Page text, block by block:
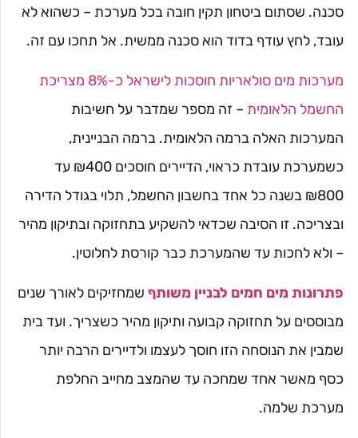
סכנה. שסתום ביטחון תקין חובה בכל מערכת – כשהוא לא
עובד, לחץ עודף בדוד הוא סכנה ממשית. אל תחכו עם זה.
מערכות מים סולאריות חוסכות לישראל כ-8% מצריכת
החשמל הלאומית – זה מספר שמדבר על חשיבות
המערכות האלה ברמה הלאומית. ברמה הבניינית,
כשמערכת עובדת כראוי, הדיירים חוסכים ₪400 עד
₪800 בשנה כל אחד בחשבון החשמל, תלוי בגודל הדירה
ובצריכה. זו הסיבה שכדאי להשקיע בתחזוקה ובתיקון מהיר
– ולא לחכות עד שהמערכת כבר קורסת לחלוטין.
פתרונות מים חמים לבניין משותף שמחזיקים לאורך שנים
מבוססים על תחזוקה קבועה ותיקון מהיר כשצריך. ועד בית
שמבין את הנוסחה הזו חוסך לעצמו ולדיירים הרבה יותר
כסף מאשר אחד שמחכה עד שהמצב מחייב החלפת
מערכת שלמה.